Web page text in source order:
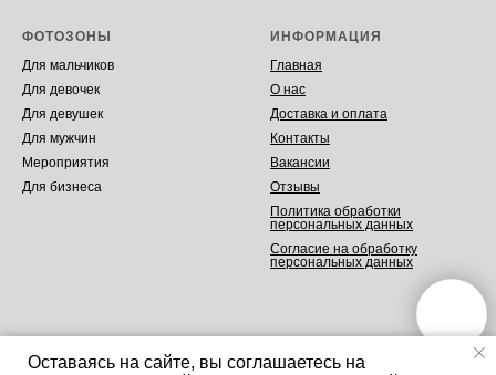
Оставаясь на сайте, вы соглашаетесь на
ФОТОЗОНЫ
Для мальчиков
Для девочек
Для девушек
Для мужчин
Мероприятия
Для бизнеса
ИНФОРМАЦИЯ
Главная
О нас
Доставка и оплата
Контакты
Вакансии
Отзывы
Политика обработки
персональных данных
Согласие на обработку
персональных данных